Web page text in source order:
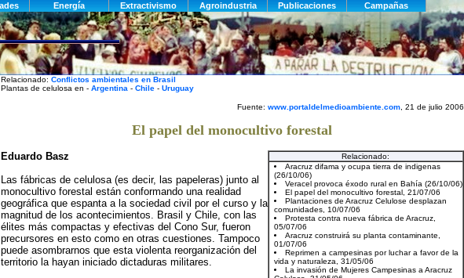
Relacionado: Conflictos ambientales en Brasil
Plantas de celulosa en - Argentina - Chile- Uruguay
Fuente: www.portaldelmedioambiente.com, 21 de julio 2006
El papel del monocultivo forestal
Relacionado:
Eduardo Basz
Las fábricas de celulosa (es decir, las papeleras) junto al
monocultivo forestal están conformando una realidad
geográfica que espanta a la sociedad civil por el curso y la
magnitud de los acontecimientos. Brasil y Chile, con las
élites más compactas y efectivas del Cono Sur, fueron
precursores en esto como en otras cuestiones. Tampoco
puede asombrarnos que esta violenta reorganización del
territorio la hayan iniciado dictaduras militares.